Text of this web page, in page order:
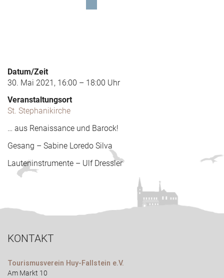
Datum/Zeit
30. Mai 2021, 16:00 – 18:00 Uhr
Veranstaltungsort
St. Stephanikirche
… aus Renaissance und Barock!
Gesang – Sabine Loredo Silva
Lauteninstrumente – Ulf Dressler
KONTAKT
Tourismusverein Huy-Fallstein e.V.
Am Markt 10